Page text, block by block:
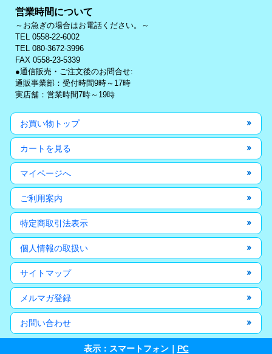
営業時間について
～お急ぎの場合はお電話ください。～
TEL 0558-22-6002
TEL 080-3672-3996
FAX 0558-23-5339
●通信販売・ご注文後のお問合せ:
通販事業部：受付時間9時～17時
実店舗：営業時間7時～19時
お買い物トップ
カートを見る
マイページへ
ご利用案内
特定商取引法表示
個人情報の取扱い
サイトマップ
メルマガ登録
お問い合わせ
表示：スマートフォン｜ PC